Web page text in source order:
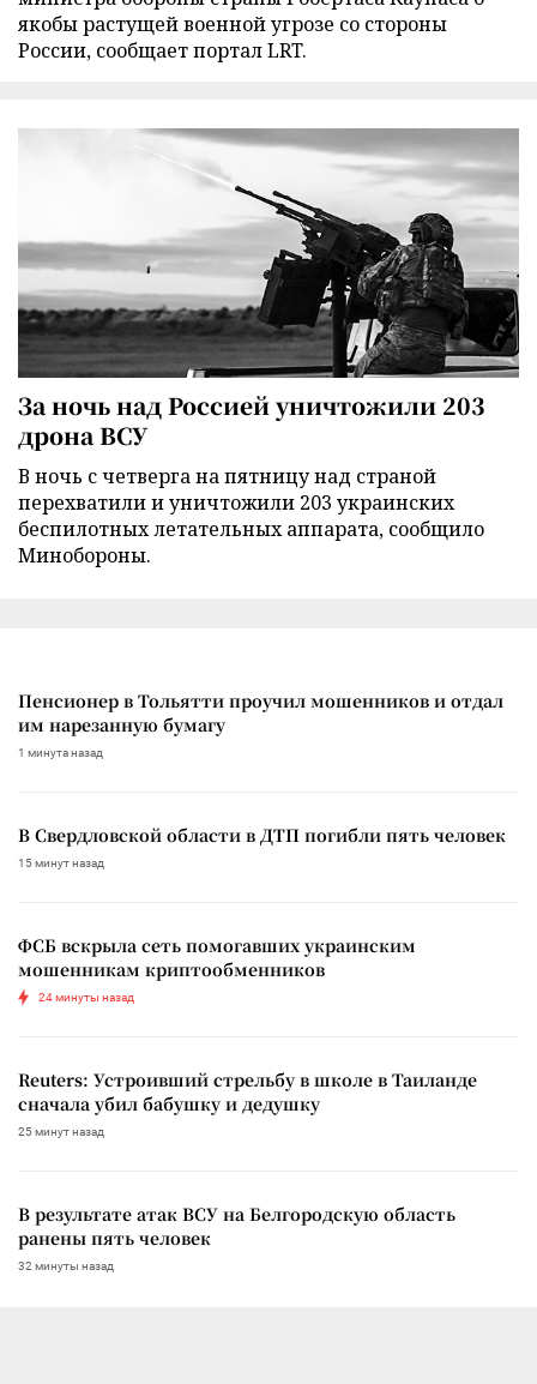
якобы растущей военной угрозе со стороны
России, сообщает портал LRT.
За ночь над Россией уничтожили 203
дрона ВСУ
В ночь с четверга на пятницу над страной
перехватили и уничтожили 203 украинских
беспилотных летательных аппарата, сообщило
Минобороны.
Пенсионер в Тольятти проучил мошенников и отдал
им нарезанную бумагу
1 минута назад
В Свердловской области в ДТП погибли пять человек
15 минут назад
ФСБ вскрыла сеть помогавших украинским
мошенникам криптообменников
24 минуты назад
Reuters: Устроивший стрельбу в школе в Таиланде
сначала убил бабушку и дедушку
25 минут назад
В результате атак ВСУ на Белгородскую область
ранены пять человек
32 минуты назад